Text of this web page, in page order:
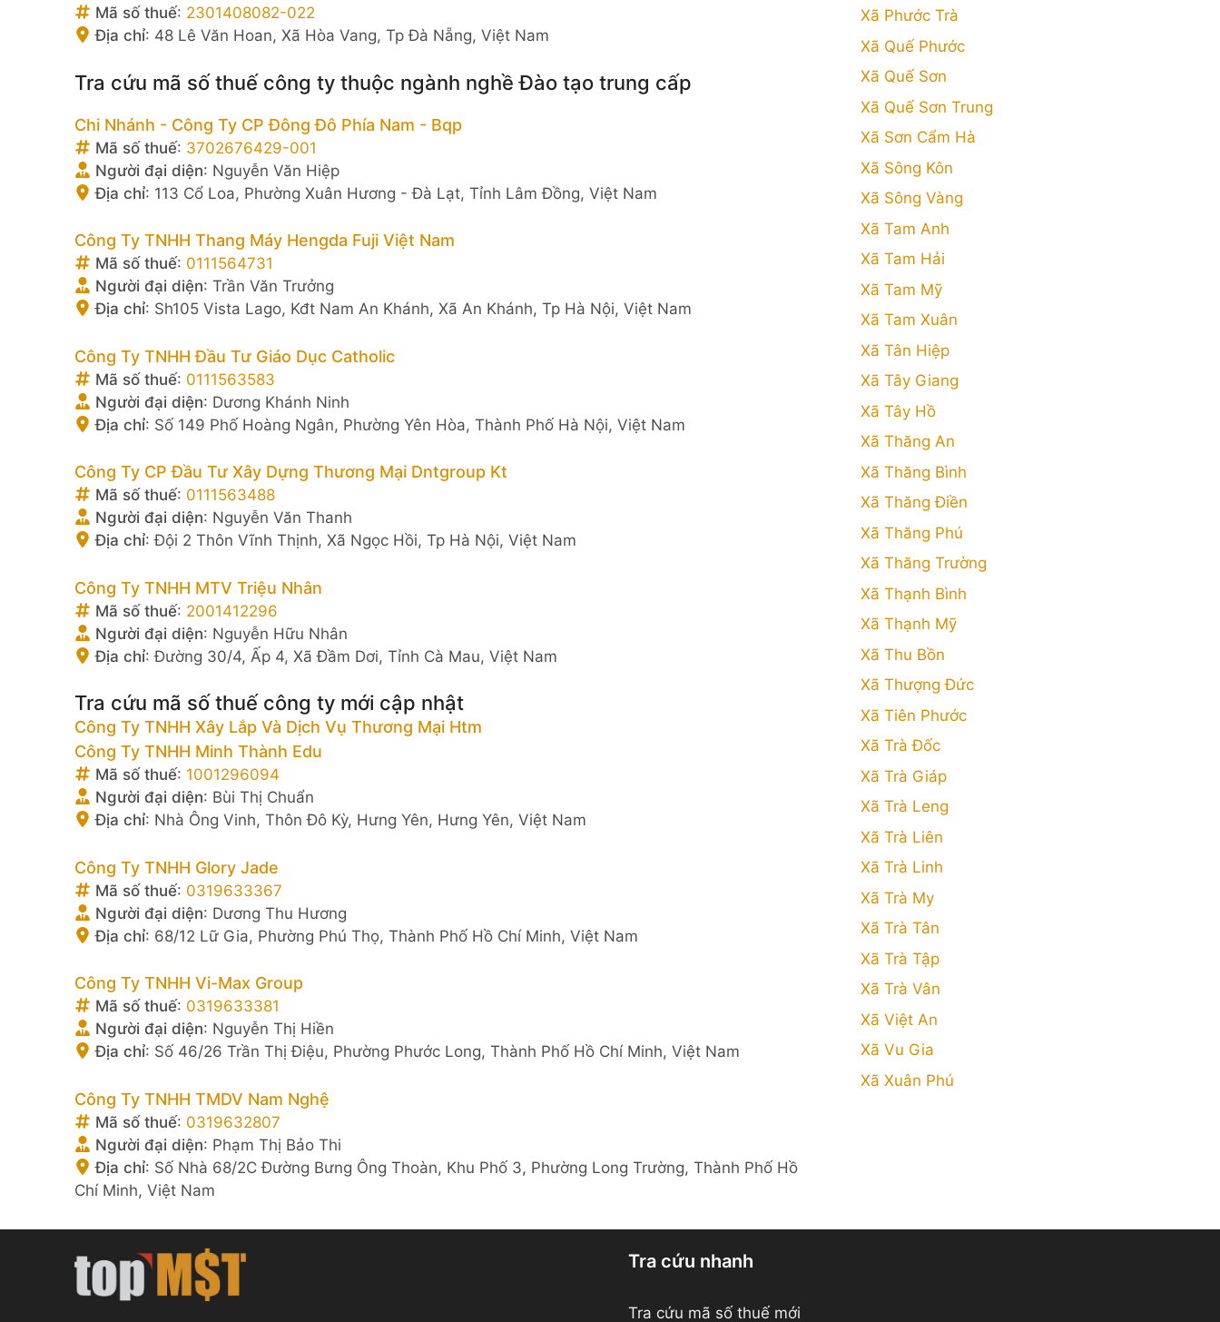
Mã số thuế: 2301408082-022
Địa chỉ: 48 Lê Văn Hoan, Xã Hòa Vang, Tp Đà Nẵng, Việt Nam
Tra cứu mã số thuế công ty thuộc ngành nghề Đào tạo trung cấp
Chi Nhánh - Công Ty CP Đông Đô Phía Nam - Bqp
Mã số thuế: 3702676429-001
Người đại diện: Nguyễn Văn Hiệp
Địa chỉ: 113 Cổ Loa, Phường Xuân Hương - Đà Lạt, Tỉnh Lâm Đồng, Việt Nam
Công Ty TNHH Thang Máy Hengda Fuji Việt Nam
Mã số thuế: 0111564731
Người đại diện: Trần Văn Trưởng
Địa chỉ: Sh105 Vista Lago, Kđt Nam An Khánh, Xã An Khánh, Tp Hà Nội, Việt Nam
Công Ty TNHH Đầu Tư Giáo Dục Catholic
Mã số thuế: 0111563583
Người đại diện: Dương Khánh Ninh
Địa chỉ: Số 149 Phố Hoàng Ngân, Phường Yên Hòa, Thành Phố Hà Nội, Việt Nam
Công Ty CP Đầu Tư Xây Dựng Thương Mại Dntgroup Kt
Mã số thuế: 0111563488
Người đại diện: Nguyễn Văn Thanh
Địa chỉ:Đội 2 Thôn Vĩnh Thịnh, Xã Ngọc Hồi, Tp Hà Nội, Việt Nam
Công Ty TNHH MTV Triệu Nhân
Mã số thuế: 2001412296
Người đại diện: Nguyễn Hữu Nhân
Địa chỉ:Đường 30/4, Ấp 4, Xã Đầm Dơi, Tỉnh Cà Mau, Việt Nam
Tra cứu mã số thuế công ty mới cập nhật
Công Ty TNHH Xây Lắp Và Dịch Vụ Thương Mại Htm
Công Ty TNHH Minh Thành Edu
Mã số thuế: 1001296094
Người đại diện: Bùi Thị Chuẩn
Địa chỉ: Nhà Ông Vinh, Thôn Đô Kỳ, Hưng Yên, Hưng Yên, Việt Nam
Công Ty TNHH Glory Jade
Mã số thuế: 0319633367
Người đại diện: Dương Thu Hương
Địa chỉ: 68/12 Lữ Gia, Phường Phú Thọ, Thành Phố Hồ Chí Minh, Việt Nam
Công Ty TNHH Vi-Max Group
Mã số thuế: 0319633381
Người đại diện: Nguyễn Thị Hiền
Địa chỉ: Số 46/26 Trần Thị Điệu, Phường Phước Long, Thành Phố Hồ Chí Minh, Việt Nam
Công Ty TNHH TMDV Nam Nghệ
Mã số thuế: 0319632807
Người đại diện: Phạm Thị Bảo Thi
Địa chỉ: Số Nhà 68/2C Đường Bưng Ông Thoàn, Khu Phố 3, Phường Long Trường, Thành Phố Hồ
Chí Minh, Việt Nam
Xã Phước Trà
Xã Quế Phước
Xã Quế Sơn
Xã Quế Sơn Trung
Xã Sơn Cẩm Hà
Xã Sông Kôn
Xã Sông Vàng
Xã Tam Anh
Xã Tam Hải
Xã Tam Mỹ
Xã Tam Xuân
Xã Tân Hiệp
Xã Tây Giang
Xã Tây Hồ
Xã Thăng An
Xã Thăng Bình
Xã Thăng Điền
Xã Thăng Phú
Xã Thăng Trường
Xã Thạnh Bình
Xã Thạnh Mỹ
Xã Thu Bồn
Xã Thượng Đức
Xã Tiên Phước
Xã Trà Đốc
Xã Trà Giáp
Xã Trà Leng
Xã Trà Liên
Xã Trà Linh
Xã Trà My
Xã Trà Tân
Xã Trà Tập
Xã Trà Vân
Xã Việt An
Xã Vu Gia
Xã Xuân Phú
Tra cứu nhanh
Tra cứu mã số thuế mới